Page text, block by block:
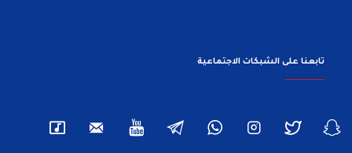
تابعنا على الشبكات الاجتماعية